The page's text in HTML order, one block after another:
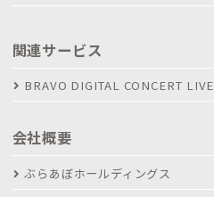
関連サービス
BRAVO DIGITAL CONCERT LIVE
会社概要
ぶらあぼホールディングス